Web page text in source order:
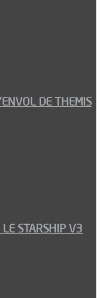
DE THEMIS
STARSHIP V3